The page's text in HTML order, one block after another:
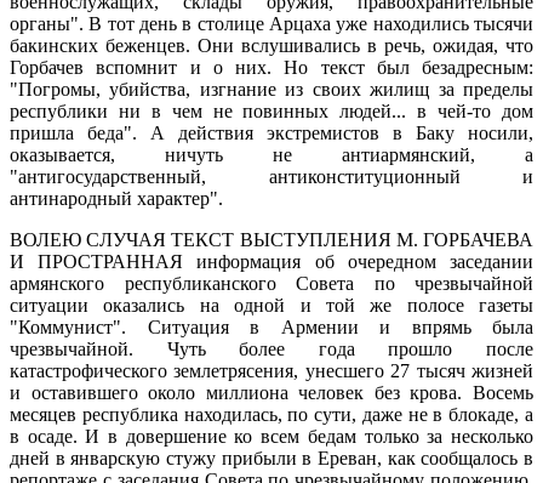
органы". В тот день в столице Арцаха уже находились тысячи
бакинских беженцев. Они вслушивались в речь, ожидая, что
Горбачев вспомнит и о них. Но текст был безадресным:
"Погромы, убийства, изгнание из своих жилищ за пределы
республики ни в чем не повинных людей... в чей-то дом
пришла беда". А действия экстремистов в Баку носили,
оказывается, ничуть не антиармянский, а
"антигосударственный, антиконституционный и
антинародный характер".
ВОЛЕЮ СЛУЧАЯ ТЕКСТ ВЫСТУПЛЕНИЯ М. ГОРБАЧЕВА
И ПРОСТРАННАЯ информация об очередном заседании
армянского республиканского Совета по чрезвычайной
ситуации оказались на одной и той же полосе газеты
"Коммунист". Ситуация в Армении и впрямь была
чрезвычайной. Чуть более года прошло после
катастрофического землетрясения, унесшего 27 тысяч жизней
и оставившего около миллиона человек без крова. Восемь
месяцев республика находилась, по сути, даже не в блокаде, а
в осаде. И в довершение ко всем бедам только за несколько
дней в январскую стужу прибыли в Ереван, как сообщалось в